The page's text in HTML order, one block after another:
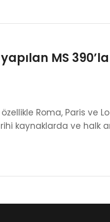
yapılan MS
Roma, Paris ve
kaynaklarda ve halk